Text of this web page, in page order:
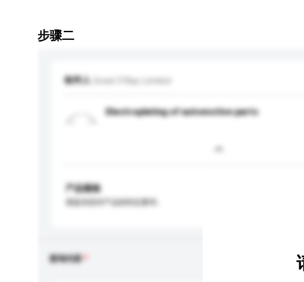
步骤二
收件人 Great O'Bay Limited
Electroplating of automotive parts
产品规格
查询内容